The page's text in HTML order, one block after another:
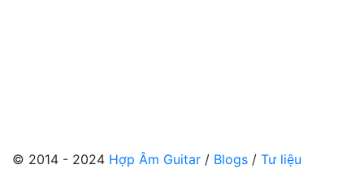
© 2014 - 2024 Hợp Âm Guitar / Blogs / Tư liệu